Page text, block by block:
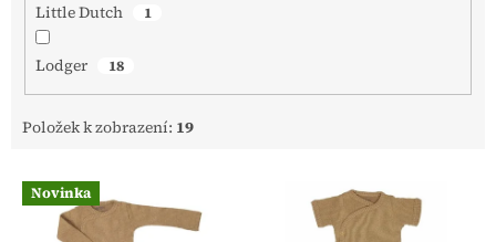
Little Dutch 1
Lodger 18
Položek k zobrazení: 19
V
ý Novinka